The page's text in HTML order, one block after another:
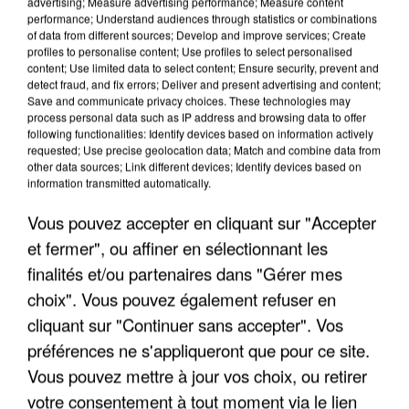
APRÈS TOUTES CES CANICULES, LES REFUGES
DE FAUNE SAUVAGE SONT...
performance; Understand audiences through statistics or combinations
of data from different sources; Develop and improve services; Create
profiles to personalise content; Use profiles to select personalised
content; Use limited data to select content; Ensure security, prevent and
detect fraud, and fix errors; Deliver and present advertising and content;
Save and communicate privacy choices. These technologies may
process personal data such as IP address and browsing data to offer
following functionalities: Identify devices based on information actively
requested; Use precise geolocation data; Match and combine data from
other data sources; Link different devices; Identify devices based on
information transmitted automatically.
Vous pouvez accepter en cliquant sur "Accepter
et fermer", ou affiner en sélectionnant les
finalités et/ou partenaires dans "Gérer mes
choix". Vous pouvez également refuser en
cliquant sur "Continuer sans accepter". Vos
préférences ne s'appliqueront que pour ce site.
Vous pouvez mettre à jour vos choix, ou retirer
votre consentement à tout moment via le lien